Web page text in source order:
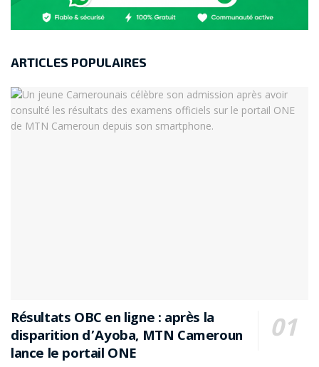
régulation ART
secours SAIL souveraineté numérique
ARTICLES POPULAIRES
Résultats OBC en ligne : après la
disparition d’Ayoba, MTN Cameroun
lance le portail ONE